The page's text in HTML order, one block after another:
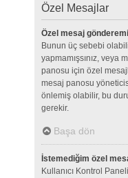
Özel Mesajlar
Özel mesaj
Bunun üç sebebi
yapmamışsınız, veya
panosu için özel
mesaj panosu
önlemiş olabilir, bu
gerekir.
Başa dön
İstemediğim özel
Kullanıcı Kontrol